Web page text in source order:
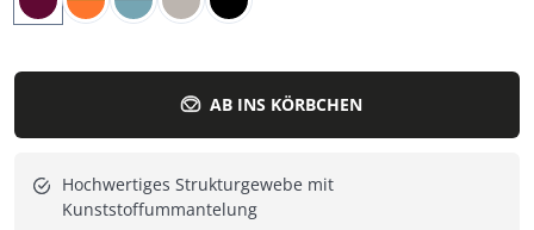
AB INS KÖRBCHEN
Hochwertiges Strukturgewebe mit
Kunststoffummantelung